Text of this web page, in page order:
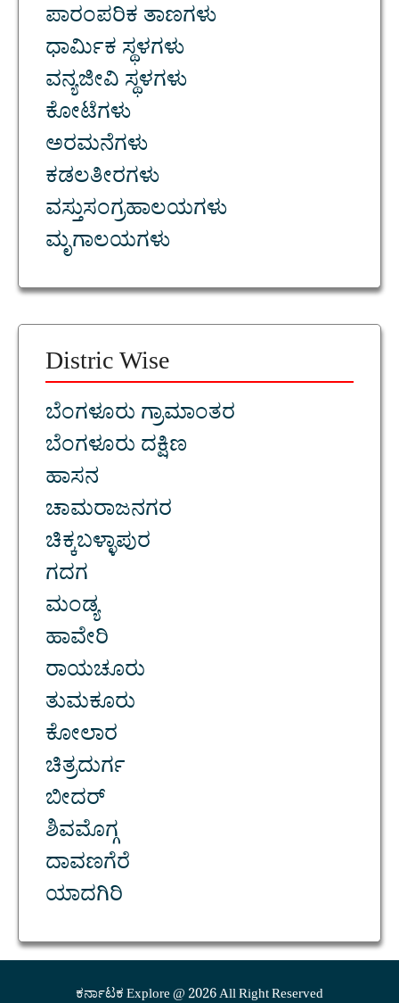
ಪಾರಂಪರಿಕ ತಾಣಗಳು
ಧಾರ್ಮಿಕ ಸ್ಥಳಗಳು
ವನ್ಯಜೀವಿ ಸ್ಥಳಗಳು
ಕೋಟೆಗಳು
ಅರಮನೆಗಳು
ಕಡಲತೀರಗಳು
ವಸ್ತುಸಂಗ್ರಹಾಲಯಗಳು
ಮೃಗಾಲಯಗಳು
Distric Wise
ಬೆಂಗಳೂರು ಗ್ರಾಮಾಂತರ
ಬೆಂಗಳೂರು ದಕ್ಷಿಣ
ಹಾಸನ
ಚಾಮರಾಜನಗರ
ಚಿಕ್ಕಬಳ್ಳಾಪುರ
ಗದಗ
ಮಂಡ್ಯ
ಹಾವೇರಿ
ರಾಯಚೂರು
ತುಮಕೂರು
ಕೋಲಾರ
ಚಿತ್ರದುರ್ಗ
ಬೀದರ್
ಶಿವಮೊಗ್ಗ
ದಾವಣಗೆರೆ
ಯಾದಗಿರಿ
ಕರ್ನಾಟಕ Explore @ 2026 All Right Reserved